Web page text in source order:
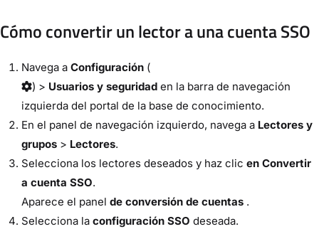
Cómo convertir un lector a una cuenta SSO
Navega a Configuración (
) > Usuarios y seguridad en la barra de navegación
izquierda del portal de la base de conocimiento.
En el panel de navegación izquierdo, navega a Lectores y
grupos > Lectores.
Selecciona los lectores deseados y haz clic en Convertir
a cuenta SSO.
Aparece el panel de conversión de cuentas .
Selecciona la configuración SSO deseada.